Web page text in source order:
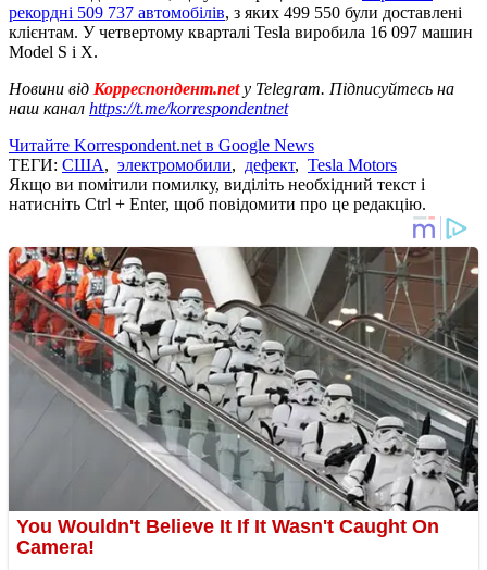
рекордні 509 737 автомобілів, з яких 499 550 були доставлені
клієнтам. У четвертому кварталі Tesla виробила 16 097 машин
Model S і X.
Новини від Корреспондент.netу Telegram. Підписуйтесь на
наш канал https://t.me/korrespondentnet
Читайте Korrespondent.net в Google News
ТЕГИ: США, электромобили, дефект, Tesla Motors
Якщо ви помітили помилку, виділіть необхідний текст і
натисніть Ctrl + Enter, щоб повідомити про це редакцію.